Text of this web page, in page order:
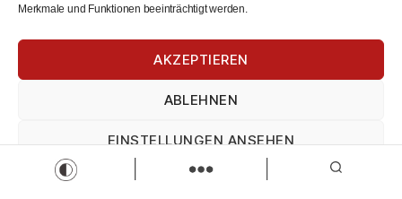
Merkmale und Funktionen beeinträchtigt werden.
AKZEPTIEREN
ABLEHNEN
EINSTELLUNGEN ANSEHEN
Impressum Impressum
Werkstudent:in im Kundenservice (m/w/d)
Kundenservice
Zur Stelle